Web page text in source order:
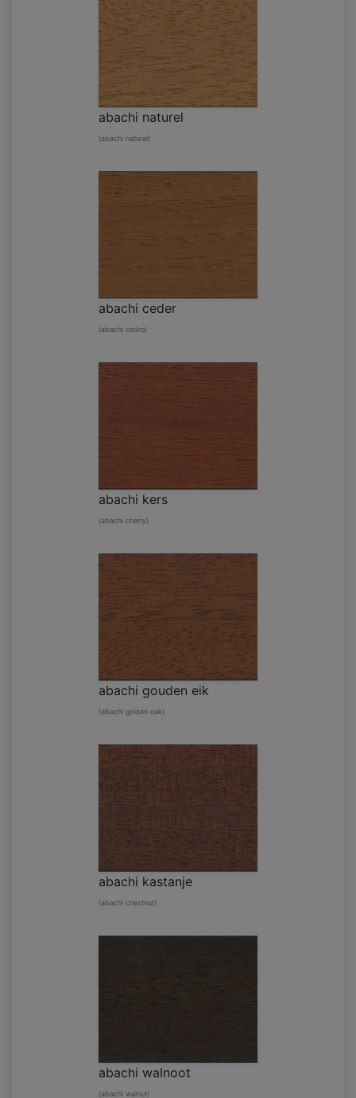
abachi naturel
(abachi natural)
abachi ceder
(abachi cedro)
abachi kers
(abachi cherry)
abachi gouden eik
(abachi golden oak)
abachi kastanje
(abachi chestnut)
abachi walnoot
(abachi walnut)